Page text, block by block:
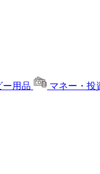
ー用品 マネー・投